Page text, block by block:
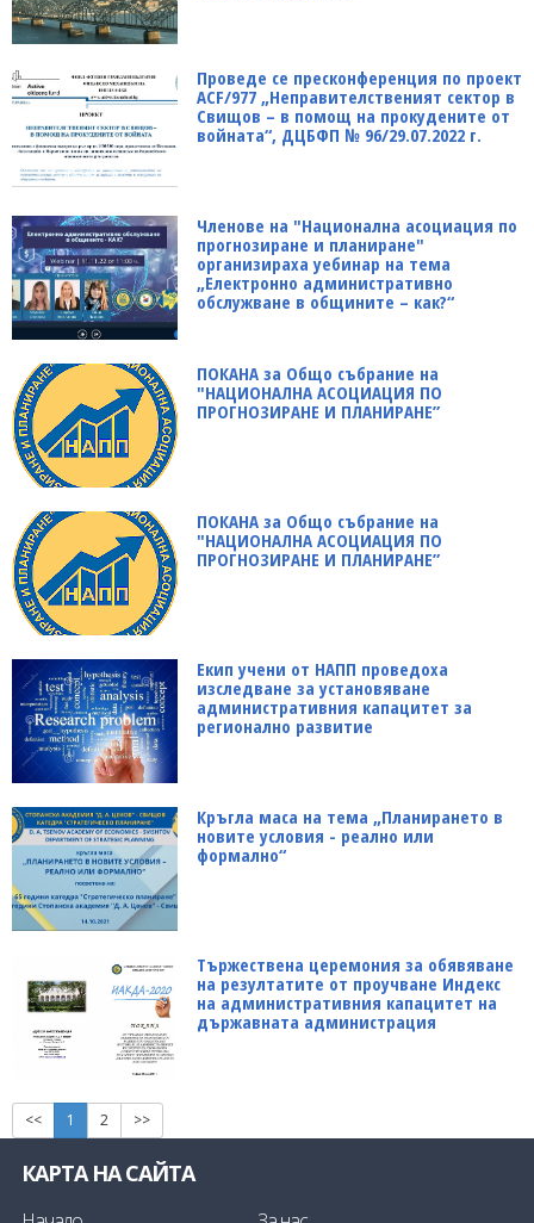
Проведе се пресконференция по проект
ACF/977 „Неправителственият сектор в
Свищов – в помощ на прокудените от
войната“, ДЦБФП № 96/29.07.2022 г.
Членове на "Национална асоциация по
прогнозиране и планиране"
организираха уебинар на тема
„Електронно административно
обслужване в общините – как?“
ПОКАНА за Общо събрание на
"НАЦИОНАЛНА АСОЦИАЦИЯ ПО
ПРОГНОЗИРАНЕ И ПЛАНИРАНЕ”
ПОКАНА за Общо събрание на
"НАЦИОНАЛНА АСОЦИАЦИЯ ПО
ПРОГНОЗИРАНЕ И ПЛАНИРАНЕ”
Екип учени от НАПП проведоха
изследване за установяване
административния капацитет за
регионално развитие
Кръгла маса на тема „Планирането в
новите условия - реално или
формално“
Тържествена церемония за обявяване
на резултатите от проучване Индекс
на административния капацитет на
държавната администрация
<< 1 2 >>
КАРТА НА САЙТА